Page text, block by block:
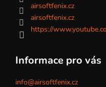
airsoftfenix.cz
airsoftfenix.cz
https://
Informace pro vás
info@airsoftfenix.cz